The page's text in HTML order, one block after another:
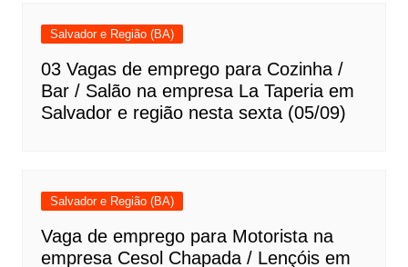
Salvador e Região (BA)
03 Vagas de emprego para Cozinha /
Bar / Salão na empresa La Taperia em
Salvador e região nesta sexta (05/09)
Salvador e Região (BA)
Vaga de emprego para Motorista na
empresa Cesol Chapada / Lençóis em